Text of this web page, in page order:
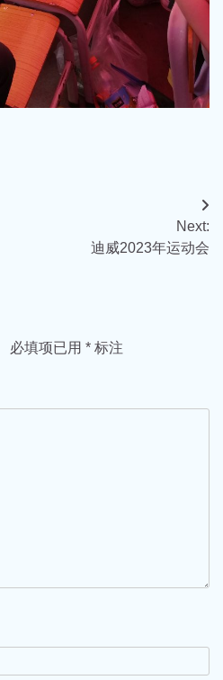
Next:
迪威2023年运动会
必填项已用 * 标注